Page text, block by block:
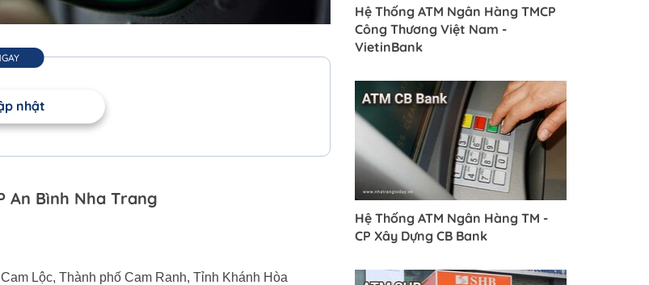
nhật
An Bình Nha Trang
Lộc, Thành phố Cam Ranh, Tỉnh Khánh Hòa
Hệ Thống ATM Ngân Hàng TMCP
Công Thương Việt Nam -
VietinBank
Hệ Thống ATM Ngân Hàng TM -
CP Xây Dựng CB Bank